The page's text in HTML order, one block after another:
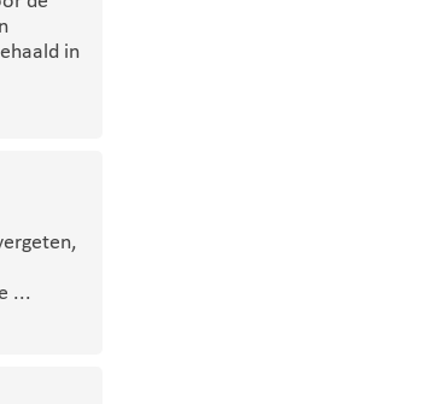
in
...